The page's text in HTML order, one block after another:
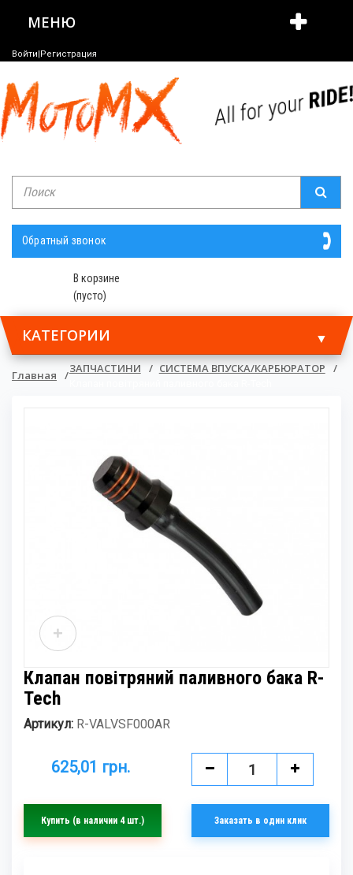
МЕНЮ
Войти|Регистрация
Обратный звонок
В корзине
(пусто)
КАТЕГОРИИ ▼
▼
Главная
ЗАПЧАСТИНИ СИСТЕМА ВПУСКА/КАРБЮРАТОР
+
Клапан повітряний паливного бака R-
Tech
Артикул: R-VALVSF000AR
625,01 грн.
Купить (в наличии 4 шт.) Заказать в один клик